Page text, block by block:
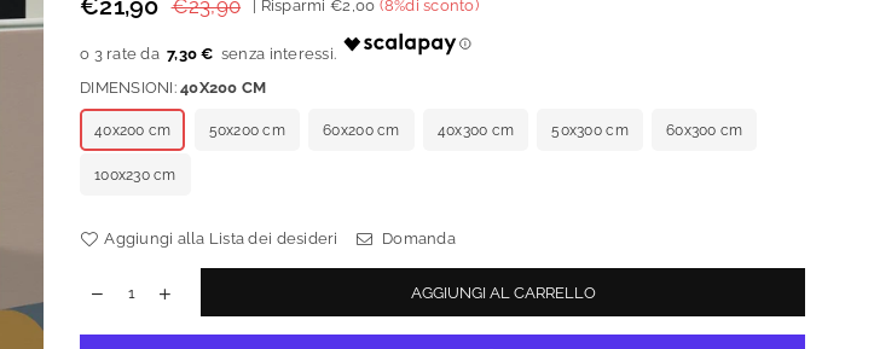
Prezzo
€21,90 €23,90 Risparmi €2,00 (8%di sconto)
7,30 €
DIMENSIONI:40X200 CM
40x200 cm 50x200 cm 60x200 cm 40x300 cm 50x300 cm 60x300 cm
100x230 cm
Aggiungi alla Lista dei desideri Domanda
AGGIUNGI AL CARRELLO